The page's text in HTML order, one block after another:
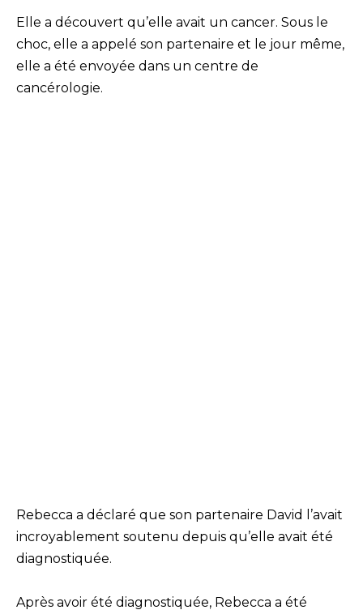
Elle a découvert qu’elle avait un cancer. Sous le
choc, elle a appelé son partenaire et le jour même,
elle a été envoyée dans un centre de
cancérologie.
Rebecca a déclaré que son partenaire David l’avait
incroyablement soutenu depuis qu’elle avait été
diagnostiquée.
Après avoir été diagnostiquée, Rebecca a été